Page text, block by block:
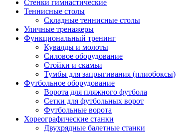
Стенки гимнастические
Теннисные столы
Складные теннисные столы
Уличные тренажеры
Функциональный тренинг
Кувалды и молоты
Силовое оборудование
Стойки и скамьи
Тумбы для запрыгивания (плиобоксы)
Футбольное оборудование
Ворота для пляжного футбола
Сетки для футбольных ворот
Футбольные ворота
Хореографические станки
Двухрядные балетные станки